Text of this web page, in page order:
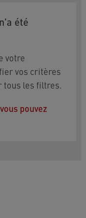
été
votre
vos critères
tous les filtres.
pouvez